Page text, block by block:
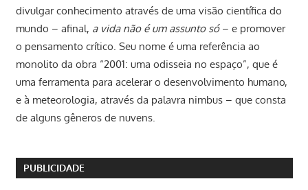
divulgar conhecimento através de uma visão científica do
mundo – afinal, a vida não é um assunto só– e promover
o pensamento crítico. Seu nome é uma referência ao
monolito da obra “2001: uma odisseia no espaço”, que é
uma ferramenta para acelerar o desenvolvimento humano,
e à meteorologia, através da palavra nimbus – que consta
de alguns gêneros de nuvens.
PUBLICIDADE